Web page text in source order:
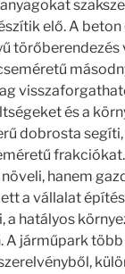
elő. A beton
törőberendezés
és a
dobrosta
hanem
a vállalat
a hatályos
A járműpark